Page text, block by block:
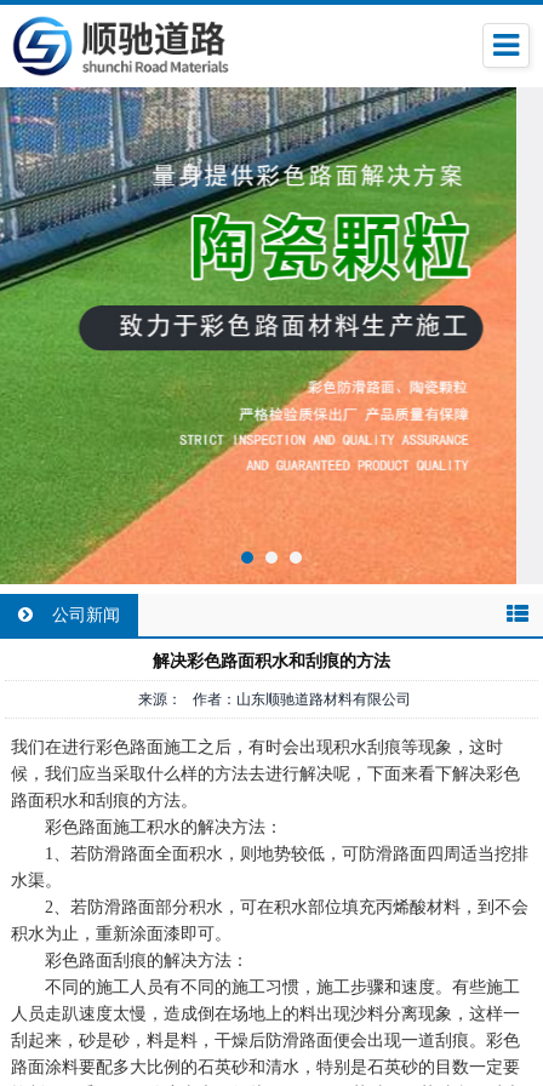
公司新闻
解决彩色路面积水和刮痕的方法
来源： 作者：山东顺驰道路材料有限公司
我们在进行彩色路面施工之后，有时会出现积水刮痕等现象，这时
候，我们应当采取什么样的方法去进行解决呢，下面来看下解决彩色
路面积水和刮痕的方法。
彩色路面施工积水的解决方法：
1、若防滑路面全面积水，则地势较低，可防滑路面四周适当挖排
水渠。
2、若防滑路面部分积水，可在积水部位填充丙烯酸材料，到不会
积水为止，重新涂面漆即可。
彩色路面刮痕的解决方法：
不同的施工人员有不同的施工习惯，施工步骤和速度。有些施工
人员走趴速度太慢，造成倒在场地上的料出现沙料分离现象，这样一
刮起来，砂是砂，料是料，干燥后防滑路面便会出现一道刮痕。彩色
路面涂料要配多大比例的石英砂和清水，特别是石英砂的目数一定要